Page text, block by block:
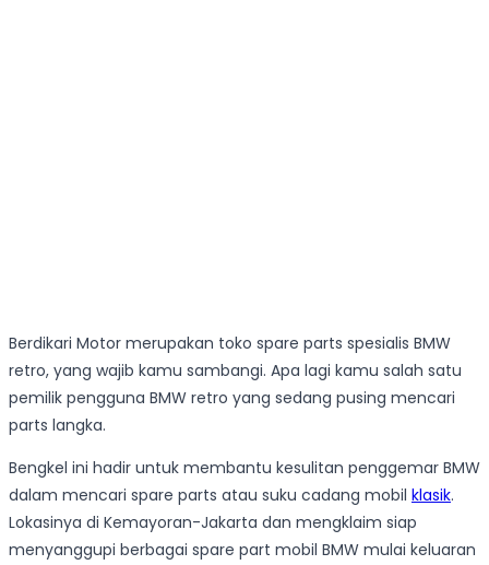
Berdikari Motor merupakan toko spare parts spesialis BMW
retro, yang wajib kamu sambangi. Apa lagi kamu salah satu
pemilik pengguna BMW retro yang sedang pusing mencari
parts langka.
Bengkel ini hadir untuk membantu kesulitan penggemar BMW
dalam mencari spare parts atau suku cadang mobil klasik.
Lokasinya di Kemayoran-Jakarta dan mengklaim siap
menyanggupi berbagai spare part mobil BMW mulai keluaran